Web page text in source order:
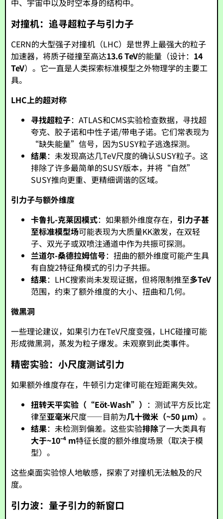
中、宇宙中以及时空本身的结构中。
对撞机：追寻超粒子与引力子
CERN的大型强子对撞机（LHC）是世界上最强大的粒子
加速器，将质子碰撞至高达13.6 TeV的能量（设计： 14
TeV）。它一直是人类探索标准模型之外物理学的主要工
具。
LHC上的超对称
寻找超粒子：ATLAS和CMS实验检查数据，寻找超
夸克、胶子诺和中性子诺/带电子诺。它们常表现为
“缺失能量”信号，因为SUSY粒子逃逸探测。
结果：未发现高达几TeV尺度的确认SUSY粒子。这
排除了许多最简单的SUSY版本，并将“自然”
SUSY推向更重、更精细调谐的区域。
引力子与额外维度
卡鲁扎-克莱因模式：如果额外维度存在， 引力子甚
至标准模型场可能表现为大质量KK激发，在双轻
子、双光子或双喷注通道中作为共振可探测。
兰道尔-桑德拉姆信号：扭曲的额外维度可能产生具
有自旋2特征角模式的引力子共振。
结果：LHC搜索尚未发现证据，但将限制推至多TeV
范围，约束了额外维度的大小、扭曲和几何。
微黑洞
一些理论建议，如果引力在TeV尺度变强，LHC碰撞可能
形成微黑洞，蒸发为粒子爆发。未观察到此类事件。
精密实验：小尺度测试引力
如果额外维度存在，牛顿引力定律可能在短距离失效。
扭转天平实验（“Eöt-Wash”） ：测试平方反比定
律至亚毫米尺度——目前为几十微米（~50 μm）。
结果：未检测到偏差。这些实验排除了一大类具有
大于~10⁻⁴ m特征长度的额外维度场景（取决于模
型）。
这些桌面实验惊人地敏感，探索了对撞机无法触及的尺
度。
引力波：量子引力的新窗口